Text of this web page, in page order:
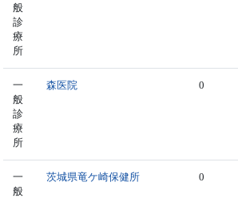
般
診
療
所
一
般
診
療
所
森医院 0
一
般
茨城県竜ケ崎保健所 0